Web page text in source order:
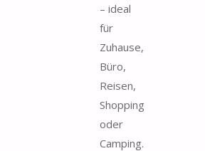
– ideal
für
Zuhause,
Büro,
Reisen,
Shopping
oder
Camping.